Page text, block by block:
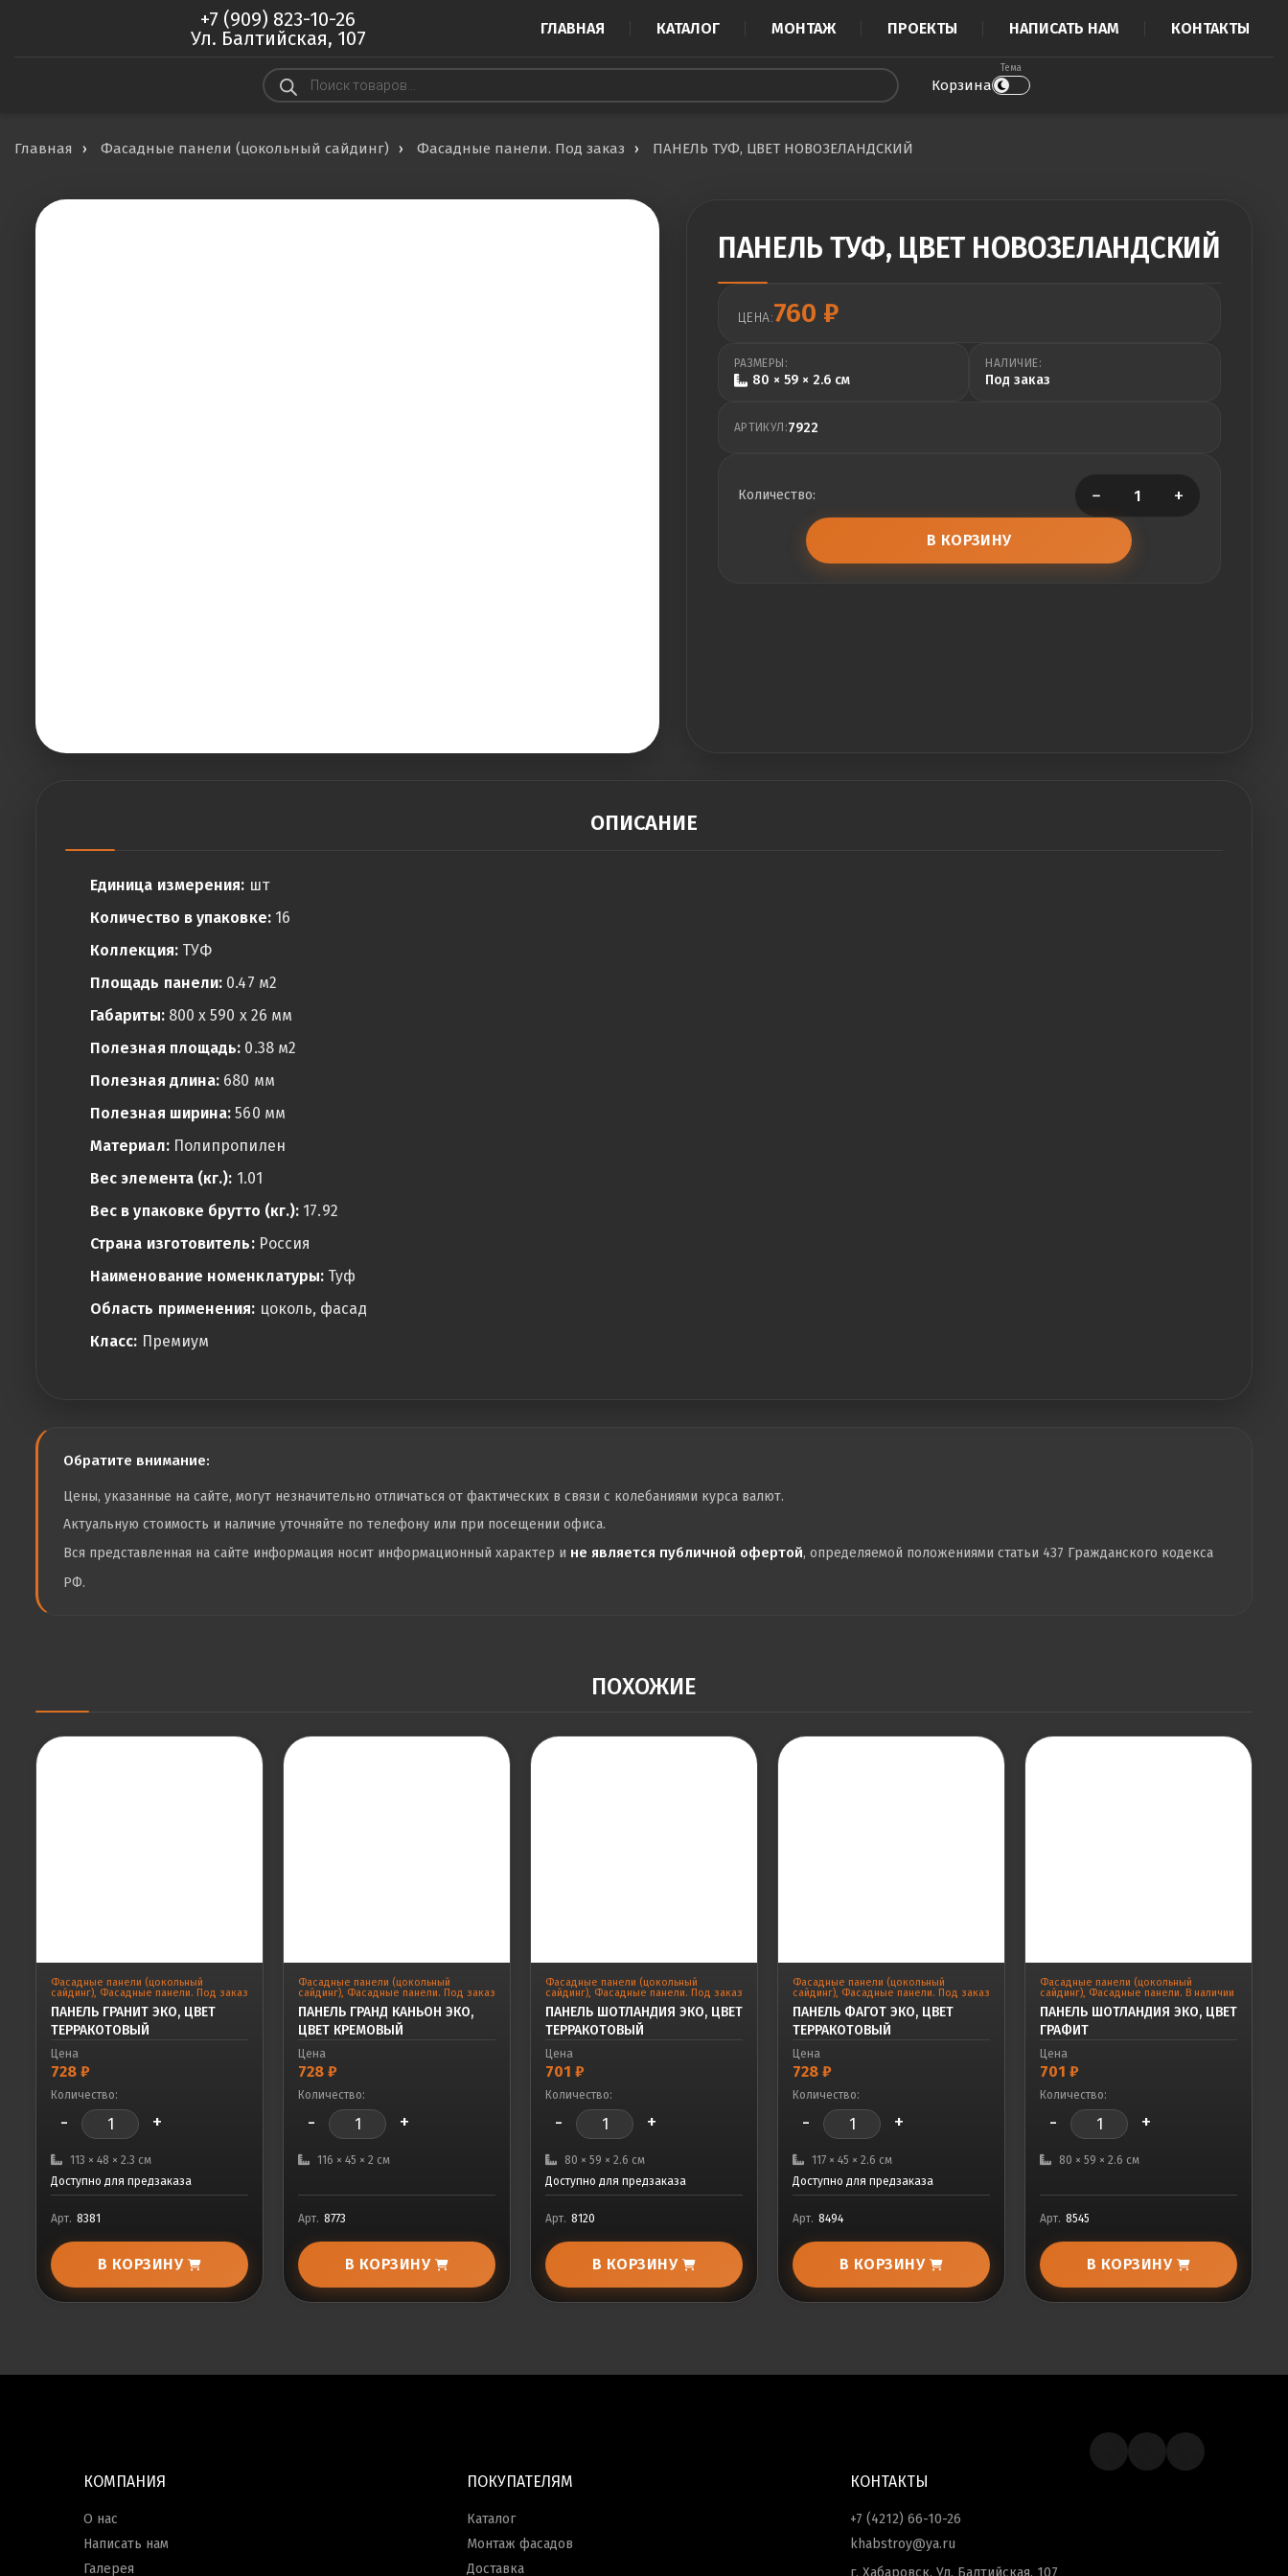
+7 (909) 823-10-26
Ул. Балтийская, 107
ГЛАВНАЯ КАТАЛОГ МОНТАЖ ПРОЕКТЫ НАПИСАТЬ НАМ КОНТАКТЫ
Поиск
товаров
Корзина
Тема
Главная Фасадные панели (цокольный сайдинг) Фасадные панели. Под заказ ПАНЕЛЬ ТУФ, ЦВЕТ НОВОЗЕЛАНДСКИЙ
ПАНЕЛЬ ТУФ, ЦВЕТ НОВОЗЕЛАНДСКИЙ
ЦЕНА:760 ₽
РАЗМЕРЫ:
80 × 59 × 2.6 см
НАЛИЧИЕ:
Под заказ
АРТИКУЛ:7922
Количество: − +
В КОРЗИНУ
ОПИСАНИЕ
Единица измерения: шт
Количество в упаковке:16
Коллекция:ТУФ
Площадь панели: 0.47 м2
Габариты:800 x 590 x 26 мм
Полезная площадь: 0.38 м2
Полезная длина: 680 мм
Полезная ширина: 560 мм
Материал:Полипропилен
Вес элемента (кг.): 1.01
Вес в упаковке брутто (кг.): 17.92
Страна изготовитель:Россия
Наименование номенклатуры: Туф
Область применения: цоколь, фасад
Класс: Премиум
Обратите внимание:
Цены, указанные на сайте, могут незначительно отличаться от фактических в связи с колебаниями курса валют.
Актуальную стоимость и наличие уточняйте по телефону или при посещении офиса.
Вся представленная на сайте информация носит информационный характер и не является публичной офертой, определяемой положениями статьи 437 Гражданского кодекса
РФ.
ПОХОЖИЕ
Фасадные панели (цокольный
сайдинг), Фасадные панели. Под заказ
ПАНЕЛЬ ГРАНИТ ЭКО, ЦВЕТ
ТЕРРАКОТОВЫЙ
Цена
728 ₽
Количество:
- +
113 × 48 × 2.3 см
Доступно для предзаказа
Арт. 8381
В КОРЗИНУ
Фасадные панели (цокольный
сайдинг), Фасадные панели. Под заказ
ПАНЕЛЬ ГРАНД КАНЬОН ЭКО,
ЦВЕТ КРЕМОВЫЙ
Цена
728 ₽
Количество:
- +
116 × 45 × 2 см
Арт. 8773
В КОРЗИНУ
Фасадные панели (цокольный
сайдинг), Фасадные панели. Под заказ
ПАНЕЛЬ ШОТЛАНДИЯ ЭКО, ЦВЕТ
ТЕРРАКОТОВЫЙ
Цена
701 ₽
Количество:
- +
80 × 59 × 2.6 см
Доступно для предзаказа
Арт. 8120
В КОРЗИНУ
Фасадные панели (цокольный
сайдинг), Фасадные панели. Под заказ
ПАНЕЛЬ ФАГОТ ЭКО, ЦВЕТ
ТЕРРАКОТОВЫЙ
Цена
728 ₽
Количество:
- +
117 × 45 × 2.6 см
Доступно для предзаказа
Арт. 8494
В КОРЗИНУ
Фасадные панели (цокольный
сайдинг), Фасадные панели. В наличии
ПАНЕЛЬ ШОТЛАНДИЯ ЭКО, ЦВЕТ
ГРАФИТ
Цена
701 ₽
Количество:
- +
80 × 59 × 2.6 см
Арт. 8545
В КОРЗИНУ
КОМПАНИЯ
О нас
Написать нам
Галерея
ПОКУПАТЕЛЯМ
Каталог
Монтаж фасадов
Доставка
КОНТАКТЫ
+7 (4212) 66-10-26
khabstroy@ya.ru
г. Хабаровск, Ул. Балтийская, 107